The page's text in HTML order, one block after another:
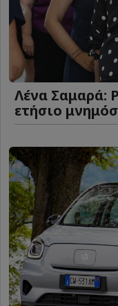
Λένα Σαμαρά:
ετήσιο